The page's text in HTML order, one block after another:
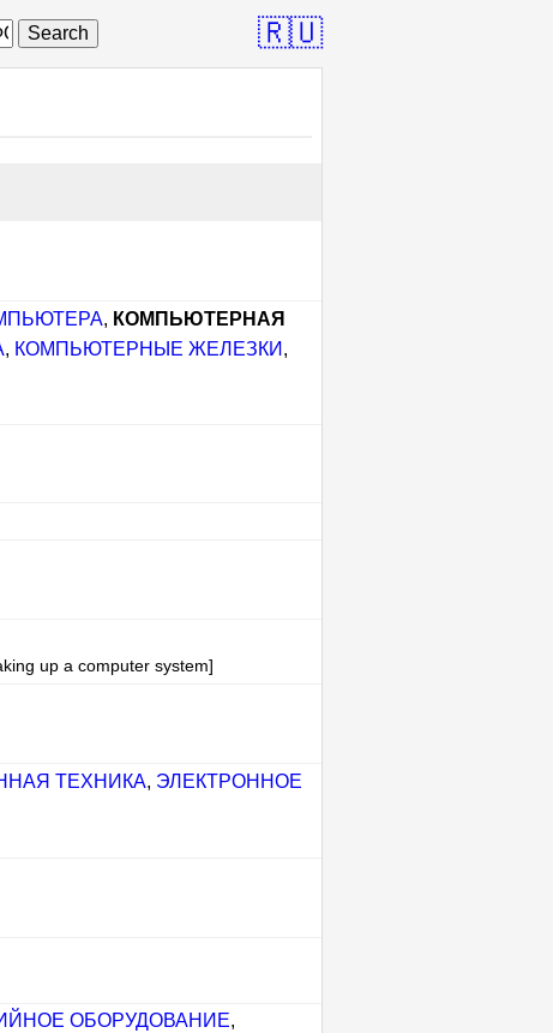
Search 🇷🇺
, КОМПЬЮТЕРНАЯ
, КОМПЬЮТЕРНЫЕ ЖЕЛЕЗКИ ,
up a computer system]
ТЕХНИКА, ЭЛЕКТРОННОЕ
ОБОРУДОВАНИЕ,